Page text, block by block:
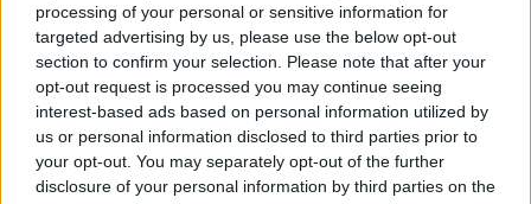
processing of your personal or sensitive information for
targeted advertising by us, please use the below opt-out
section to confirm your selection. Please note that after your
opt-out request is processed you may continue seeing
interest-based ads based on personal information utilized by
us or personal information disclosed to third parties prior to
your opt-out. You may separately opt-out of the further
disclosure of your personal information by third parties on the